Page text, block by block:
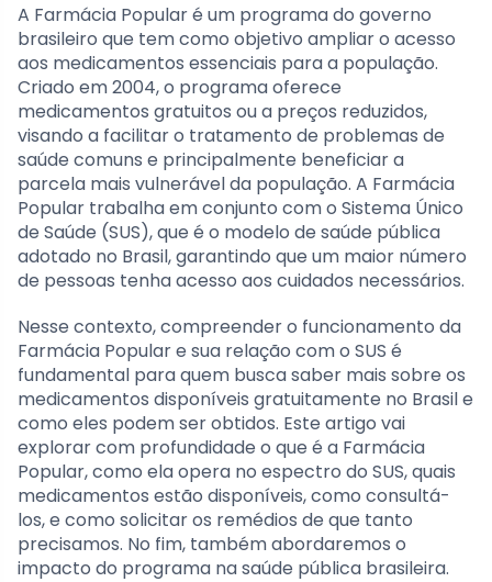
A Farmácia Popular é um programa do governo
brasileiro que tem como objetivo ampliar o acesso
aos medicamentos essenciais para a população.
Criado em 2004, o programa oferece
medicamentos gratuitos ou a preços reduzidos,
visando a facilitar o tratamento de problemas de
saúde comuns e principalmente beneficiar a
parcela mais vulnerável da população. A Farmácia
Popular trabalha em conjunto com o Sistema Único
de Saúde (SUS), que é o modelo de saúde pública
adotado no Brasil, garantindo que um maior número
de pessoas tenha acesso aos cuidados necessários.
Nesse contexto, compreender o funcionamento da
Farmácia Popular e sua relação com o SUS é
fundamental para quem busca saber mais sobre os
medicamentos disponíveis gratuitamente no Brasil e
como eles podem ser obtidos. Este artigo vai
explorar com profundidade o que é a Farmácia
Popular, como ela opera no espectro do SUS, quais
medicamentos estão disponíveis, como consultá-
los, e como solicitar os remédios de que tanto
precisamos. No fim, também abordaremos o
impacto do programa na saúde pública brasileira.